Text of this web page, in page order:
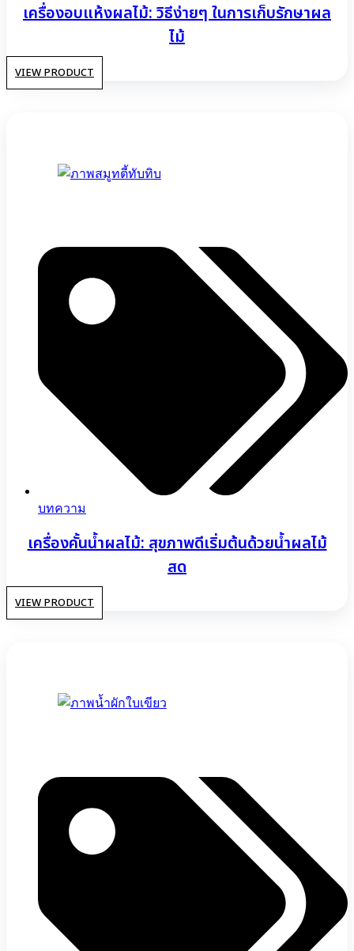
เครื่องอบแห้งผลไม้: วิธีง่ายๆ ในการเก็บรักษาผล
ไม้
VIEW PRODUCT
บทความ
เครื่องคั้นน้ำผลไม้: สุขภาพดีเริ่มต้นด้วยน้ำผลไม้
สด
VIEW PRODUCT